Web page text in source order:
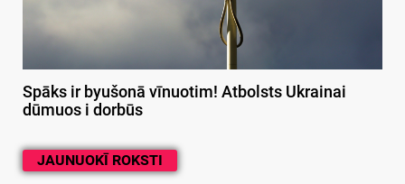
Spāks ir byušonā vīnuotim! Atbolsts Ukrainai
dūmuos i dorbūs
JAUNUOKĪ ROKSTI